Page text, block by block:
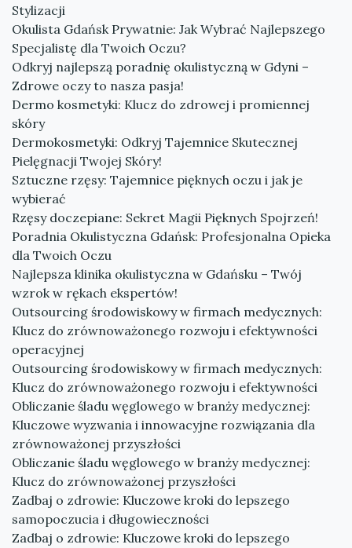
Stylizacji
Okulista Gdańsk Prywatnie: Jak Wybrać Najlepszego
Specjalistę dla Twoich Oczu?
Odkryj najlepszą poradnię okulistyczną w Gdyni –
Zdrowe oczy to nasza pasja!
Dermo kosmetyki: Klucz do zdrowej i promiennej
skóry
Dermokosmetyki: Odkryj Tajemnice Skutecznej
Pielęgnacji Twojej Skóry!
Sztuczne rzęsy: Tajemnice pięknych oczu i jak je
wybierać
Rzęsy doczepiane: Sekret Magii Pięknych Spojrzeń!
Poradnia Okulistyczna Gdańsk: Profesjonalna Opieka
dla Twoich Oczu
Najlepsza klinika okulistyczna w Gdańsku – Twój
wzrok w rękach ekspertów!
Outsourcing środowiskowy w firmach medycznych:
Klucz do zrównoważonego rozwoju i efektywności
operacyjnej
Outsourcing środowiskowy w firmach medycznych:
Klucz do zrównoważonego rozwoju i efektywności
Obliczanie śladu węglowego w branży medycznej:
Kluczowe wyzwania i innowacyjne rozwiązania dla
zrównoważonej przyszłości
Obliczanie śladu węglowego w branży medycznej:
Klucz do zrównoważonej przyszłości
Zadbaj o zdrowie: Kluczowe kroki do lepszego
samopoczucia i długowieczności
Zadbaj o zdrowie: Kluczowe kroki do lepszego